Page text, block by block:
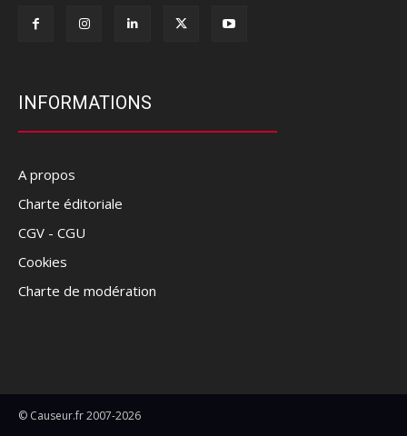
INFORMATIONS
A propos
Charte éditoriale
CGV - CGU
Cookies
Charte de modération
© Causeur.fr 2007-2026